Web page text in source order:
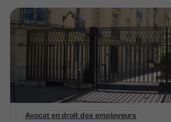
Avocat en droit des employeurs